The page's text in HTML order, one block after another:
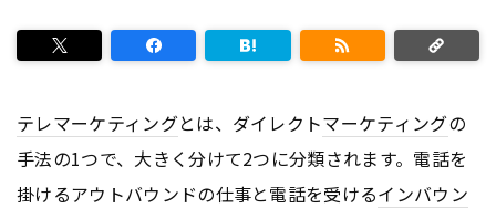
テレマーケティングとは、ダイレクトマーケティングの
手法の1つで、大きく分けて2つに分類されます。電話を
掛けるアウトバウンドの仕事と電話を受けるインバウン